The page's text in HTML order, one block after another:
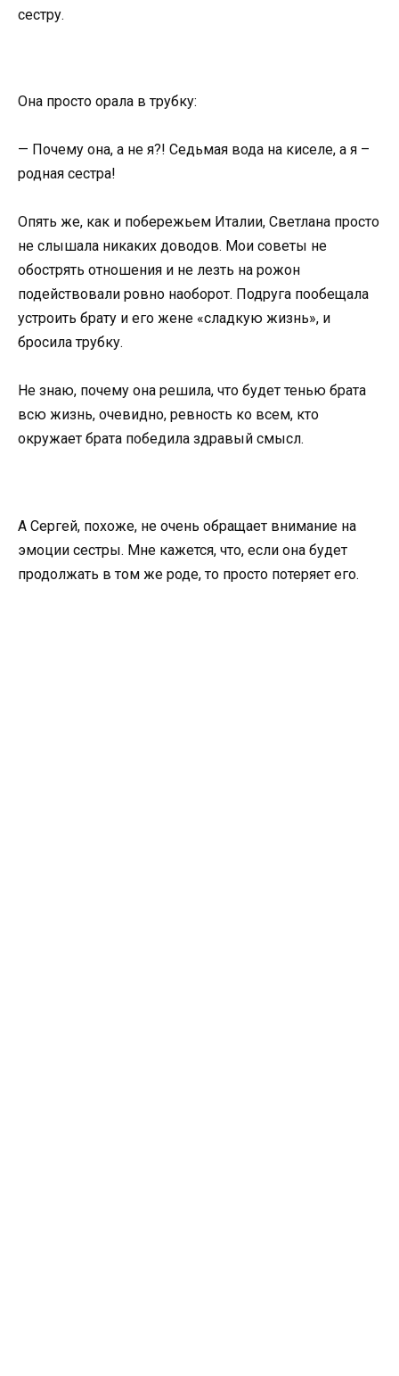
сестру.
Она просто орала в трубку:
— Почему она, а не я?! Седьмая вода на киселе, а я –
родная сестра!
Опять же, как и побережьем Италии, Светлана просто
не слышала никаких доводов. Мои советы не
обострять отношения и не лезть на рожон
подействовали ровно наоборот. Подруга пообещала
устроить брату и его жене «сладкую жизнь», и
бросила трубку.
Не знаю, почему она решила, что будет тенью брата
всю жизнь, очевидно, ревность ко всем, кто
окружает брата победила здравый смысл.
А Сергей, похоже, не очень обращает внимание на
эмоции сестры. Мне кажется, что, если она будет
продолжать в том же роде, то просто потеряет его.